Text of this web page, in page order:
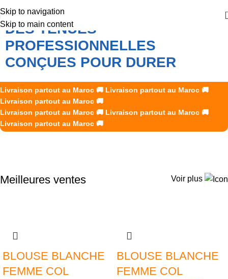
Skip to navigation
Skip to main content
DES TENUES
PROFESSIONNELLES
CONÇUES POUR DURER
K2R Creations accompagne les professionnels marocains
avec des vêtements de travail et des EPI fiables, durables et
adaptés aux exigences de chaque métier.
Découvrir nos produits
Livraison partout au Maroc 🚚 Livraison partout au Maroc 🚚
Livraison partout au Maroc 🚚
Livraison partout au Maroc 🚚 Livraison partout au Maroc 🚚
Livraison partout au Maroc 🚚
Meilleures ventes Voir plus
BLOUSE BLANCHE
FEMME COL
BLOUSE BLANCHE
FEMME COL